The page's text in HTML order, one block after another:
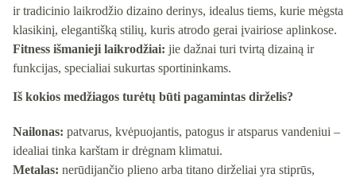
ir tradicinio laikrodžio dizaino derinys, idealus tiems, kurie mėgsta
klasikinį, elegantišką stilių, kuris atrodo gerai įvairiose aplinkose.
Fitness išmanieji laikrodžiai: jie dažnai turi tvirtą dizainą ir
funkcijas, specialiai sukurtas sportininkams.
Iš kokios medžiagos turėtų būti pagamintas dirželis?
Nailonas: patvarus, kvėpuojantis, patogus ir atsparus vandeniui –
idealiai tinka karštam ir drėgnam klimatui.
Metalas: nerūdijančio plieno arba titano dirželiai yra stiprūs,